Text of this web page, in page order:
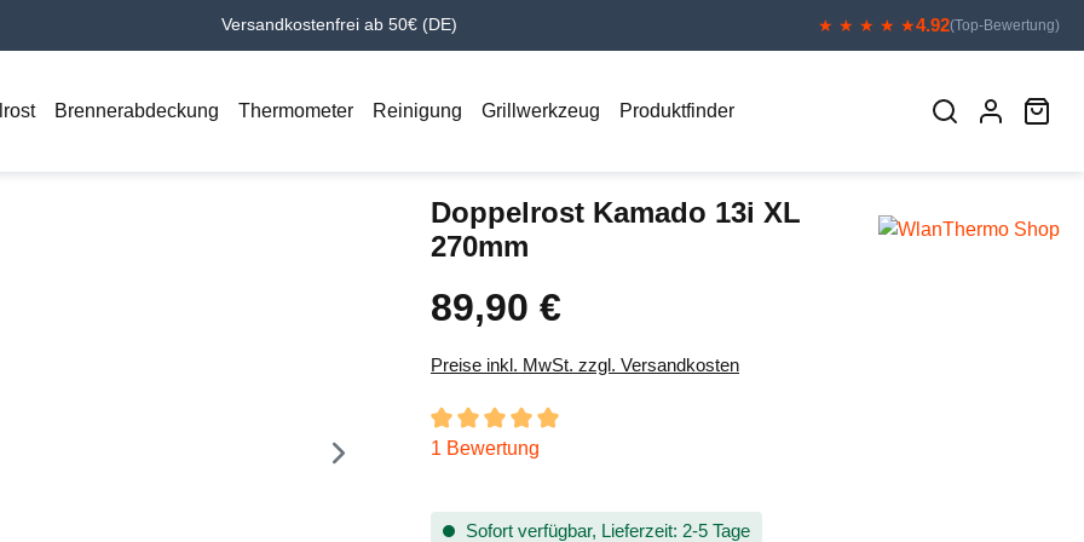
Versandkostenfrei ab 50€ (DE) ★ ★ ★ ★ ★4.92(Top-Bewertung)
Brennerabdeckung Thermometer Reinigung Grillwerkzeug Produktfinder
Doppelrost Kamado 13i XL
270mm
Regulärer Preis:
89,90 €
Preise inkl. MwSt. zzgl. Versandkosten
Durchschnittliche Bewertung von 5 von 5 Sternen
1 Bewertung
Sofort verfügbar, Lieferzeit: 2-5 Tage